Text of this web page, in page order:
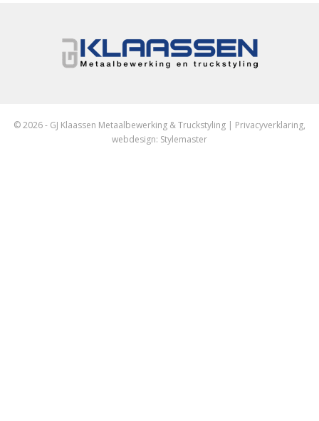
© 2026 - GJ Klaassen Metaalbewerking & Truckstyling | Privacyverklaring,
webdesign: Stylemaster